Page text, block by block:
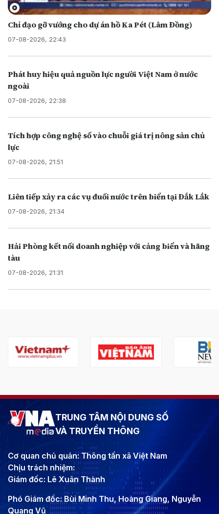
Chỉ đạo gỡ vướng cho dự án hồ Ka Pét (Lâm Đồng)
07-08-2026, 22:43
Phát huy hiệu quả nguồn lực người Việt Nam ở nước
ngoài
07-08-2026, 22:38
Tích hợp công nghệ số vào chuỗi giá trị nông sản chủ
lực
07-08-2026, 21:51
Liên tiếp xảy ra các vụ đuối nước trên biển tại Đắk Lắk
07-08-2026, 21:34
Hải Phòng kết nối doanh nghiệp với cảng biển và hãng
tàu
07-08-2026, 21:31
TRUNG TÂM NỘI DUNG SỐ
VÀ TRUYỀN THÔNG
Cơ quan chủ quản: Thông tấn xã Việt Nam
Chịu trách nhiệm:
Giám đốc: Lê Xuân Thành
Phó Giám đốc: Bùi Minh Thu, Hoàng Giang, Nguyễn
Quang Vũ